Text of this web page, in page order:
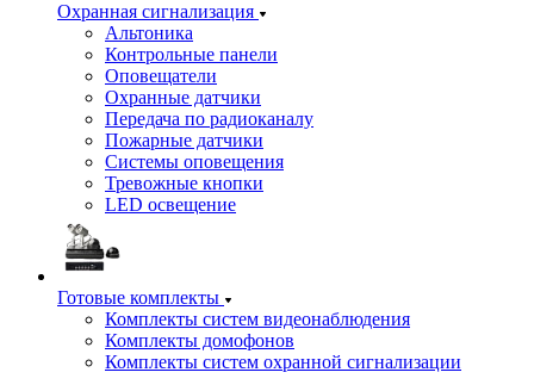
Охранная сигнализация
Альтоника
Контрольные панели
Оповещатели
Охранные датчики
Передача по радиоканалу
Пожарные датчики
Системы оповещения
Тревожные кнопки
LED освещение
Готовые комплекты
Комплекты систем видеонаблюдения
Комплекты домофонов
Комплекты систем охранной сигнализации